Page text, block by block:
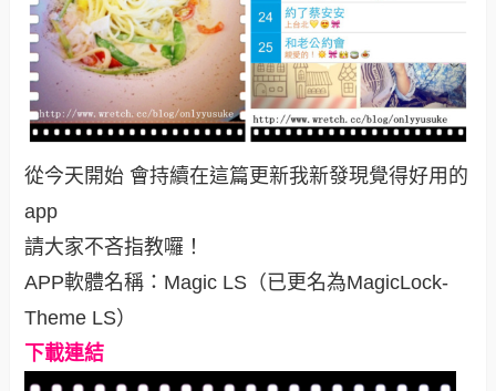
從今天開始 會持續在這篇更新我新發現覺得好用的
app
請大家不吝指教囉！
APP軟體名稱：Magic LS（已更名為MagicLock-
Theme LS）
下載連結